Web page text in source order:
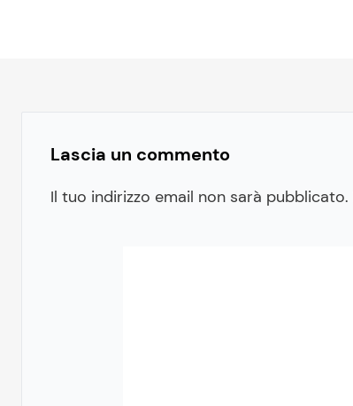
Lascia un commento
Il tuo indirizzo email non sarà pubblicato.